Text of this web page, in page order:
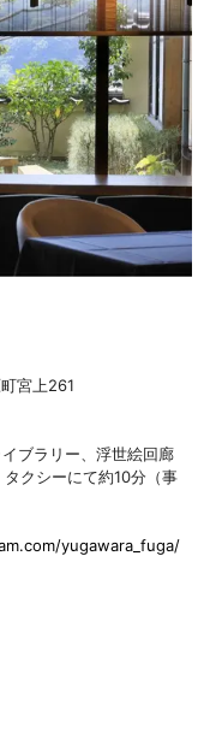
宮上261
ブラリー、浮世絵回廊
クシーにて約10分（事
yugawara_fuga/